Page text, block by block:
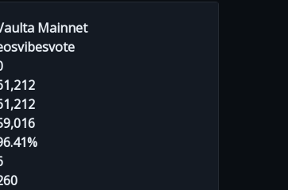
Mainnet